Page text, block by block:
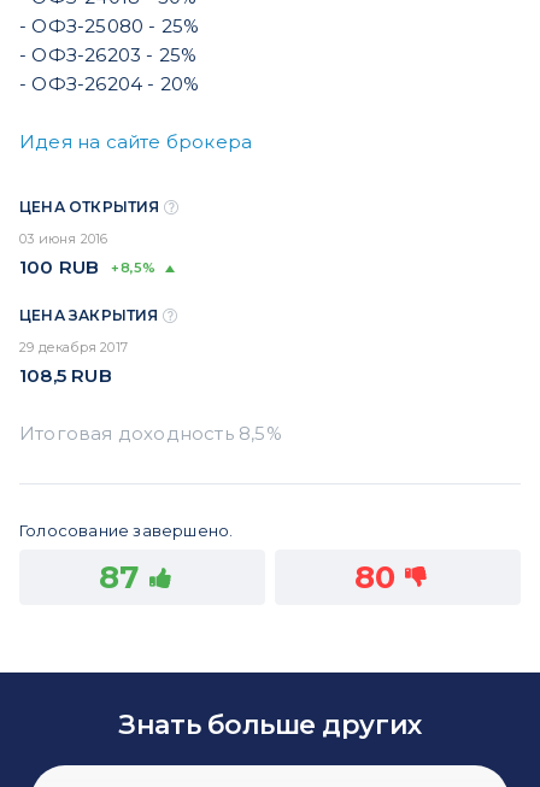
- ОФЗ-25080 - 25%
- ОФЗ-26203 - 25%
- ОФЗ-26204 - 20%
Идея на сайте брокера
ЦЕНА ОТКРЫТИЯ
03 июня 2016
100 RUB +8,5%
ЦЕНА ЗАКРЫТИЯ
29 декабря 2017
108,5 RUB
Голосование завершено.
87 80
Знать больше других